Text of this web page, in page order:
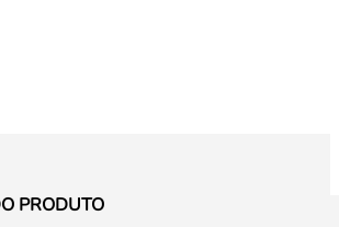
PRODUTO